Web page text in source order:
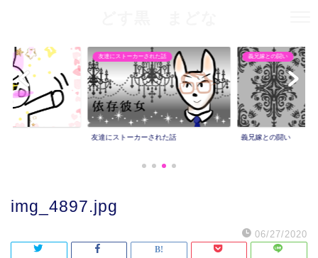
友達にストーカーされた話
友達にストーカーされた話
義兄嫁との闘い
義兄嫁との闘い
img_4897.jpg
06/27/2020